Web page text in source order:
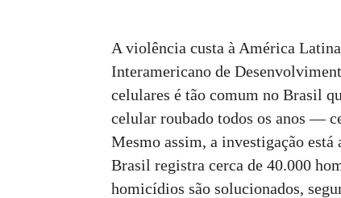
A violência custa à América
Interamericano de
celulares é tão comum no Brasil
celular roubado todos os anos —
Mesmo assim, a investigação está
Brasil registra cerca de 40.000
homicídios são solucionados,